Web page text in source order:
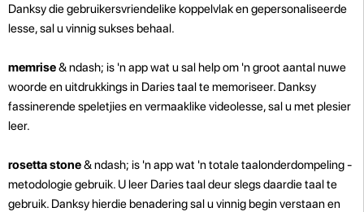
Danksy die gebruikersvriendelike koppelvlak en gepersonaliseerde
lesse, sal u vinnig sukses behaal.
memrise& ndash; is 'n app wat u sal help om 'n groot aantal nuwe
woorde en uitdrukkings in Daries taal te memoriseer. Danksy
fassinerende speletjies en vermaaklike videolesse, sal u met plesier
leer.
rosetta stone& ndash; is 'n app wat 'n totale taalonderdompeling -
metodologie gebruik. U leer Daries taal deur slegs daardie taal te
gebruik. Danksy hierdie benadering sal u vinnig begin verstaan ​​en